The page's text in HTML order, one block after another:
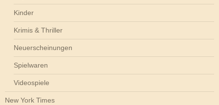
Kinder
Krimis & Thriller
Neuerscheinungen
Spielwaren
Videospiele
New York Times